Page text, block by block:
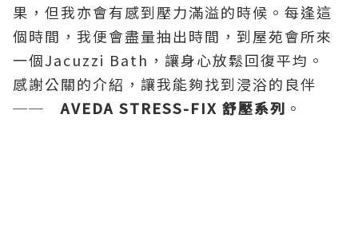
果，但我亦會有感到壓力滿溢的時候。每逢這
個時間，我便會盡量抽出時間，到屋苑會所來
一個Jacuzzi Bath，讓身心放鬆回復平均。
感謝公關的介紹，讓我能夠找到浸浴的良伴
──AVEDA STRESS-FIX 舒壓系列 。